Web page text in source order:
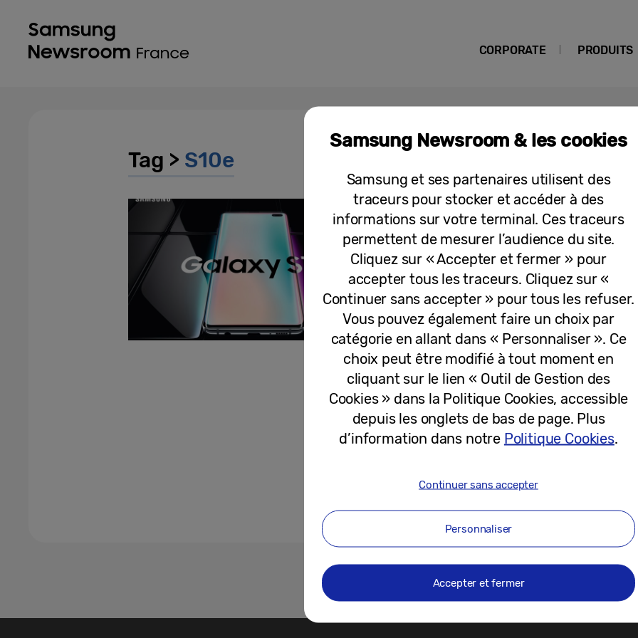
CORPORATE PRODUITS
Tag > S10e
Communiqués
Samsung dévoile le Galaxy S10
20-02-2019
1
Samsung Newsroom & les cookies
Samsung et ses partenaires utilisent des
traceurs pour stocker et accéder à des
informations sur votre terminal. Ces traceurs
permettent de mesurer l’audience du site.
Cliquez sur « Accepter et fermer » pour
accepter tous les traceurs. Cliquez sur «
Continuer sans accepter » pour tous les refuser.
Vous pouvez également faire un choix par
catégorie en allant dans « Personnaliser ». Ce
choix peut être modifié à tout moment en
cliquant sur le lien « Outil de Gestion des
Cookies » dans la Politique Cookies, accessible
depuis les onglets de bas de page. Plus
d’information dans notre Politique Cookies.
Continuer sans accepter
Personnaliser
Accepter et fermer